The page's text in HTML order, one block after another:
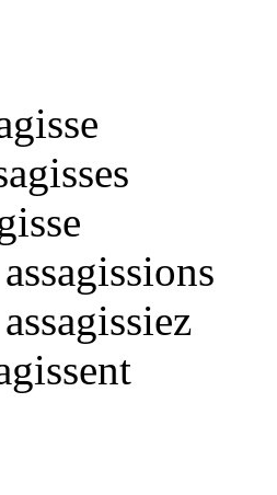
isse
isses
isse
assagissions
assagissiez
issent